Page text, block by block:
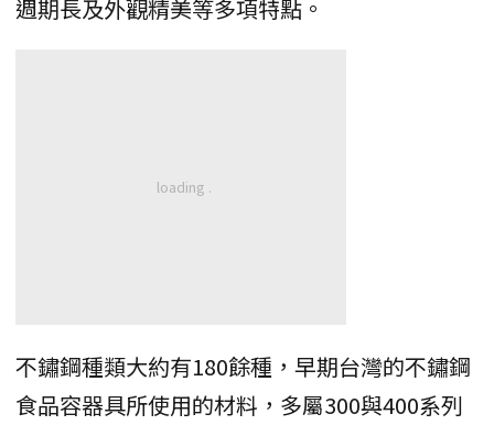
週期長及外觀精美等多項特點。
不鏽鋼種類大約有180餘種，早期台灣的不鏽鋼
食品容器具所使用的材料，多屬300與400系列